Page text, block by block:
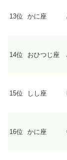
13位 かに座
14位 おひつじ座
15位 しし座
16位 かに座